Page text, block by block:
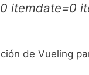
itemdate=0
de Vueling